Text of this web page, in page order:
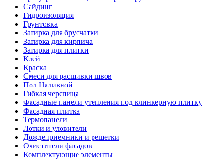
Сайдинг
Гидроизоляция
Грунтовка
Затирка для брусчатки
Затирка для кирпича
Затирка для плитки
Клей
Краска
Смеси для расшивки швов
Пол Наливной
Гибкая черепица
Фасадные панели утепления под клинкерную плитку
Фасадная плитка
Термопанели
Лотки и уловители
Дождеприемники и решетки
Очистители фасадов
Комплектующие элементы